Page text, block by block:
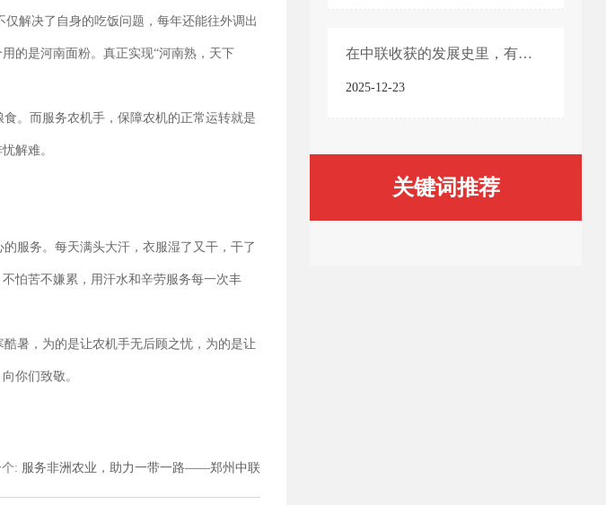
解决了自身的吃饭问题，每年还能往外调出
的是河南面粉。真正实现“河南熟，天下
。而服务农机手，保障农机的正常运转就是
解难。
服务。每天满头大汗，衣服湿了又干，干了
怕苦不嫌累，用汗水和辛劳服务每一次丰
暑，为的是让农机手无后顾之忧，为的是让
你们致敬。
: 服务非洲农业，助力一带一路——郑州中联
在中联收获的发展史里，有一个绕不开的名字——“新疆-2”
2025-12-23
关键词推荐